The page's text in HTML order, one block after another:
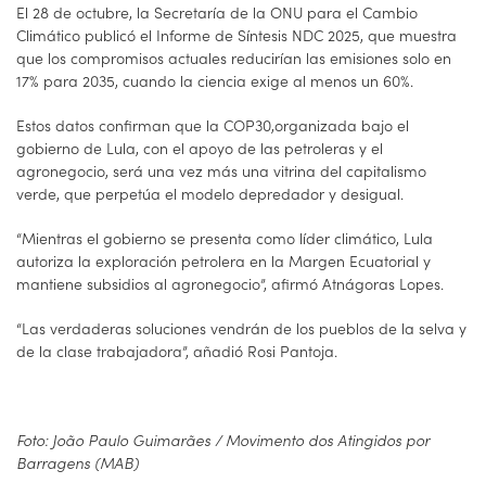
El 28 de octubre, la Secretaría de la ONU para el Cambio
Climático publicó el Informe de Síntesis NDC 2025, que muestra
que los compromisos actuales reducirían las emisiones solo en
17% para 2035, cuando la ciencia exige al menos un 60%.
Estos datos confirman que la COP30,organizada bajo el
gobierno de Lula, con el apoyo de las petroleras y el
agronegocio, será una vez más una vitrina del capitalismo
verde, que perpetúa el modelo depredador y desigual.
“Mientras el gobierno se presenta como líder climático, Lula
autoriza la exploración petrolera en la Margen Ecuatorial y
mantiene subsidios al agronegocio”, afirmó Atnágoras Lopes.
“Las verdaderas soluciones vendrán de los pueblos de la selva y
de la clase trabajadora”, añadió Rosi Pantoja.
Foto: João Paulo Guimarães / Movimento dos Atingidos por
Barragens (MAB)